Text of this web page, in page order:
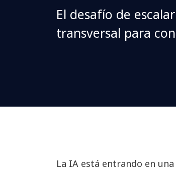
El desafío de
transversal para
La IA está entrando en